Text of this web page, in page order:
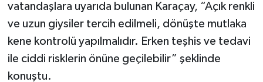
vatandaşlara uyarıda bulunan Karaçay, “Açık renkli
ve uzun giysiler tercih edilmeli, dönüşte mutlaka
kene kontrolü yapılmalıdır. Erken teşhis ve tedavi
ile ciddi risklerin önüne geçilebilir” şeklinde
konuştu.